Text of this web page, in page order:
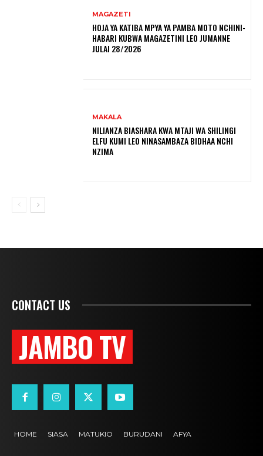
MAGAZETI
HOJA YA KATIBA MPYA YA PAMBA MOTO NCHINI-
HABARI KUBWA MAGAZETINI LEO JUMANNE
JULAI 28/2026
MAKALA
NILIANZA BIASHARA KWA MTAJI WA SHILINGI
ELFU KUMI LEO NINASAMBAZA BIDHAA NCHI
NZIMA
CONTACT US
JAMBO TV
HOME SIASA MATUKIO BURUDANI AFYA